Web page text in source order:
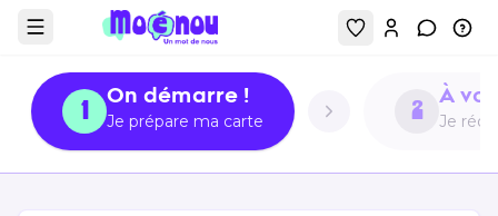
Afficher le menu Mon
1
On démarre !
Je prépare ma carte
2
À
Je